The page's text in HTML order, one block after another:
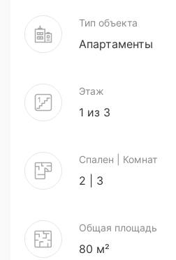
Тип объекта
Апартаменты
Этаж
1 из 3
Спален | Комнат
2 | 3
Общая площадь
80 м²